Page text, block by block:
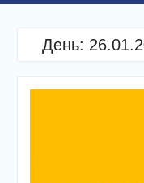
День: